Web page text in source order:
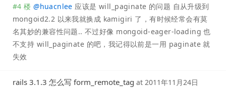
#4 楼 @huacnlee 应该是 will_paginate 的问题 自从升级到
mongoid2.2 以来我就换成 kamigiri 了，有时候经常会有莫
名其妙的兼容性问题.. 不过好像 mongoid-eager-loading 也
不支持 will_paginate 的吧，我记得以前是一用 paginate 就
失效
rails 3.1.3 怎么写 form_remote_tag at 2011年11月24日